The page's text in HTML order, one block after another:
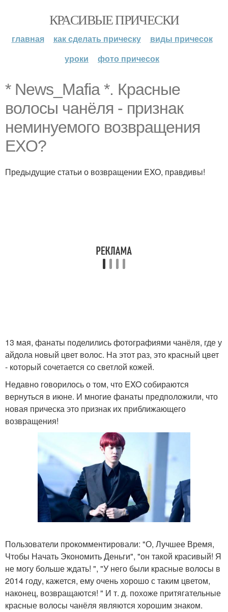
КРАСИВЫЕ ПРИЧЕСКИ
главная как сделать прическу
виды причесок
уроки
фото причесок
* News_Mafia *. Красные
волосы чанёля - признак
неминуемого возвращения
EXO?
Предыдущие статьи о возвращении EXO, правдивы!
13 мая, фанаты поделились фотографиями чанёля, где у
айдола новый цвет волос. На этот раз, это красный цвет
- который сочетается со светлой кожей.
Недавно говорилось о том, что EXO собираются
вернуться в июне. И многие фанаты предположили, что
новая прическа это признак их приближающего
возвращения!
Пользователи прокомментировали: "О, Лучшее Время,
Чтобы Начать Экономить Деньги", "он такой красивый! Я
не могу больше ждать! ", "У него были красные волосы в
2014 году, кажется, ему очень хорошо с таким цветом,
наконец, возвращаются! " И т. д. похоже притягательные
красные волосы чанёля являются хорошим знаком.